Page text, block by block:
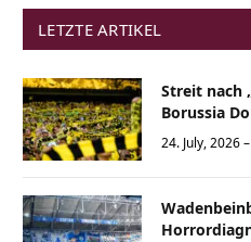
LETZTE ARTIKEL
Streit nach
Borussia
24. July, 2026